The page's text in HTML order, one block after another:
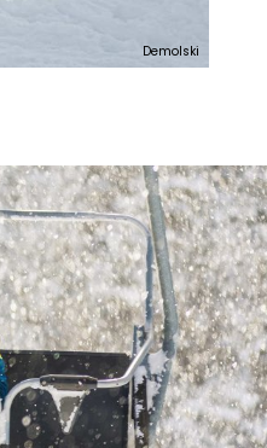
Demolski